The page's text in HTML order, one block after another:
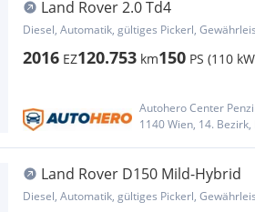
Land Rover 2.0 Td4
Diesel, Automatik, gültiges Pickerl,
2016 EZ120.753 km150 PS (110
Autohero Center
1140 Wien, 14. Bezirk,
Land Rover D150 Mild-Hybrid
Diesel, Automatik, gültiges Pickerl,